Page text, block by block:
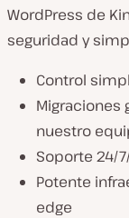
WordPress de
seguridad y
Control
Migraciones
nuestro
Soporte 24/
Potente
edge